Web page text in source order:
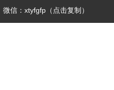
微信：xtyfgfp（点击复制）